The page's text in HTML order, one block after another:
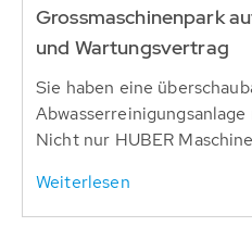
Grossmaschinenpark
und Wartungsvertrag
Sie haben eine
Nicht nur HUBER
Weiterlesen